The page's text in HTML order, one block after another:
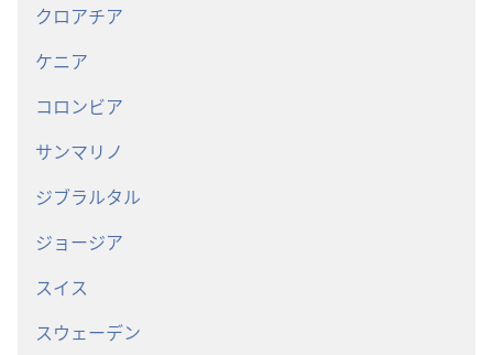
クロアチア
ケニア
コロンビア
サンマリノ
ジブラルタル
ジョージア
スイス
スウェーデン